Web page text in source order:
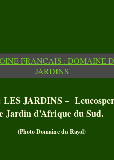
JARDINS –
Jardin d’Afrique du Sud.
(Photo Domaine du Rayol)